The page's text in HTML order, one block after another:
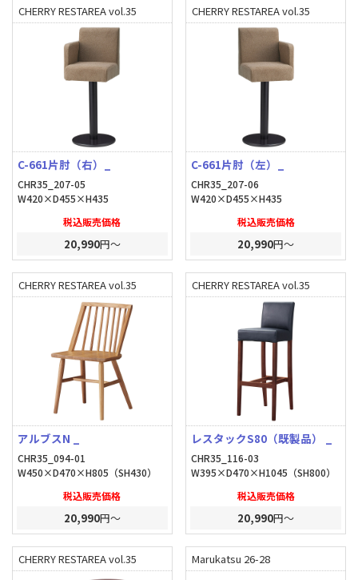
CHERRY RESTAREA vol.35
C-661片肘（右）_
CHR35_207-05
W420×D455×H435
税込販売価格
20,990円～
CHERRY RESTAREA vol.35
C-661片肘（左）_
CHR35_207-06
W420×D455×H435
税込販売価格
20,990円～
CHERRY RESTAREA vol.35
アルブスN _
CHR35_094-01
W450×D470×H805（SH430）
税込販売価格
20,990円～
CHERRY RESTAREA vol.35
レスタックS80（既製品） _
CHR35_116-03
W395×D470×H1045（SH800）
税込販売価格
20,990円～
CHERRY RESTAREA vol.35 Marukatsu 26-28